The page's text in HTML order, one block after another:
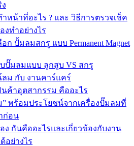
หน้าที่อะไร ? และ วิธีการตรวจเช็ค
งทำอย่างไร
ก ปั้มลมสกรู แบบ Permanent Magnet
บปั๊มลมแบบ ลูกสูบ VS สกรู
ม กับ งานคาร์แคร์
นค้าอุตสากรรม คืออะไร
” พร้อมประโยชน์จากเครื่องปั๊มลมที่
ก่อน
ง กันคืออะไรและเกี่ยวข้องกับงาน
อย่างไร